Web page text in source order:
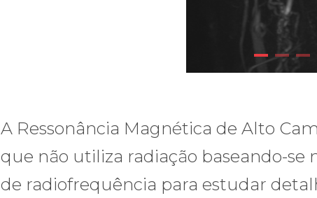
A Ressonância Magnética de Alto
que não utiliza radiação baseando-
de radiofrequência para estudar